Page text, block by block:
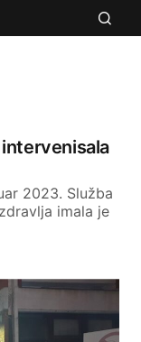
2023. Služba
imala je